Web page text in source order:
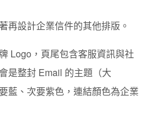
再設計企業信件的其他排版。
Logo，頁尾包含客服資訊與社
是整封 Email 的主題（大
藍、次要紫色 ，連結顏色為企業